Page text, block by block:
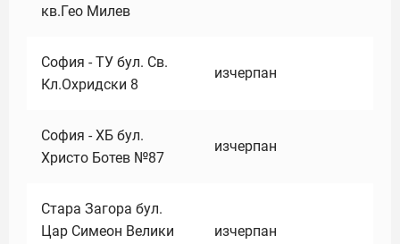
кв.Гео Милев
София - ТУ бул. Св.
Кл.Охридски 8
изчерпан
София - ХБ бул.
Христо Ботев №87
изчерпан
Стара Загора бул.
Цар Симеон Велики
изчерпан